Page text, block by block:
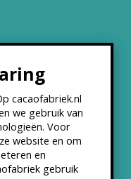
cacaofabriek.nl
we gebruik van
Voor
website en om
en
gebruik